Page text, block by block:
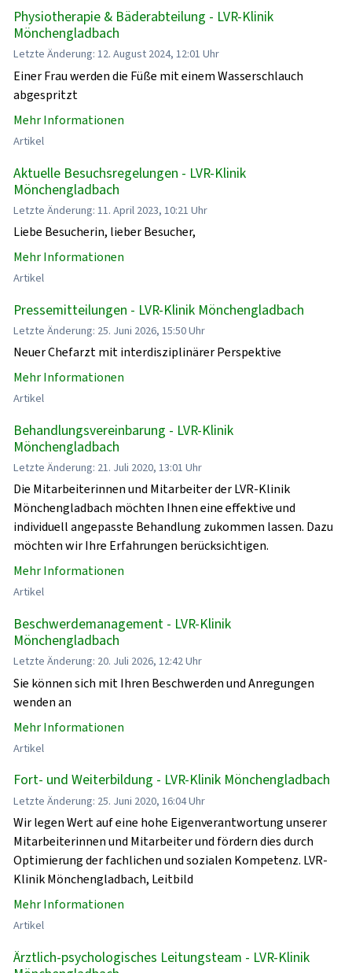
Physiotherapie & Bäderabteilung - LVR-Klinik
Mönchengladbach
Letzte Änderung: 12. August 2024, 12:01 Uhr
Einer Frau werden die Füße mit einem Wasserschlauch
abgespritzt
Mehr Informationen
Artikel
Aktuelle Besuchsregelungen - LVR-Klinik
Mönchengladbach
Letzte Änderung: 11. April 2023, 10:21 Uhr
Liebe Besucherin, lieber Besucher,
Mehr Informationen
Artikel
Pressemitteilungen - LVR-Klinik Mönchengladbach
Letzte Änderung: 25. Juni 2026, 15:50 Uhr
Neuer Chefarzt mit interdisziplinärer Perspektive
Mehr Informationen
Artikel
Behandlungsvereinbarung - LVR-Klinik
Mönchengladbach
Letzte Änderung: 21. Juli 2020, 13:01 Uhr
Die Mitarbeiterinnen und Mitarbeiter der LVR-Klinik
Mönchengladbach möchten Ihnen eine effektive und
individuell angepasste Behandlung zukommen lassen. Dazu
möchten wir Ihre Erfahrungen berücksichtigen.
Mehr Informationen
Artikel
Beschwerdemanagement - LVR-Klinik
Mönchengladbach
Letzte Änderung: 20. Juli 2026, 12:42 Uhr
Sie können sich mit Ihren Beschwerden und Anregungen
wenden an
Mehr Informationen
Artikel
Fort- und Weiterbildung - LVR-Klinik Mönchengladbach
Letzte Änderung: 25. Juni 2020, 16:04 Uhr
Wir legen Wert auf eine hohe Eigenverantwortung unserer
Mitarbeiterinnen und Mitarbeiter und fördern dies durch
Optimierung der fachlichen und sozialen Kompetenz. LVR-
Klinik Mönchengladbach, Leitbild
Mehr Informationen
Artikel
Ärztlich-psychologisches Leitungsteam - LVR-Klinik